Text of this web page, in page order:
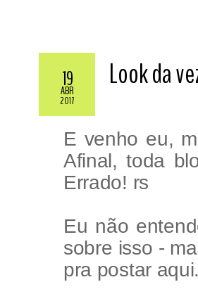
19
ABR
2017
Look da
E venho eu,
Afinal, toda
Errado! rs
Eu não
sobre isso -
pra postar aqui.